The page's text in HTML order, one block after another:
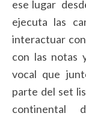
ese lugar
ejecuta las
interactuar
con las notas
vocal que
parte del set
continental